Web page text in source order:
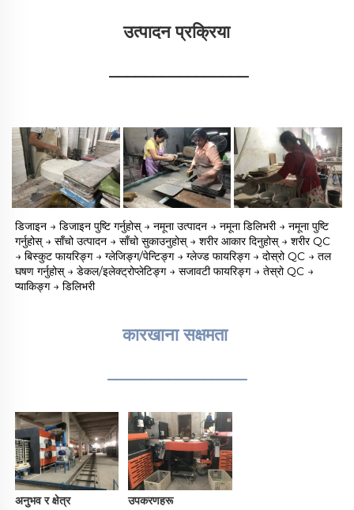
उत्पादन प्रक्रिया
________________
डिजाइन → डिजाइन पुष्टि गर्नुहोस् → नमूना उत्पादन → नमूना डिलिभरी → नमूना पुष्टि
गर्नुहोस् → साँचो उत्पादन → साँचो सुकाउनुहोस् → शरीर आकार दिनुहोस् → शरीर QC
→ बिस्कुट फायरिङ्ग → ग्लेजिङ्ग/पेन्टिङ्ग → ग्लेज्ड फायरिङ्ग → दोस्रो QC → तल
घषण गर्नुहोस् → डेकल/इलेक्ट्रोप्लेटिङ्ग → सजावटी फायरिङ्ग → तेस्रो QC →
प्याकिङ्ग → डिलिभरी
कारखाना सक्षमता
________________
अनुभव र क्षेत्र
उपकरणहरू